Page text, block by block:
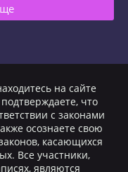
на сайте
что
с законами
осознаете свою
касающихся
Все участники,
являются